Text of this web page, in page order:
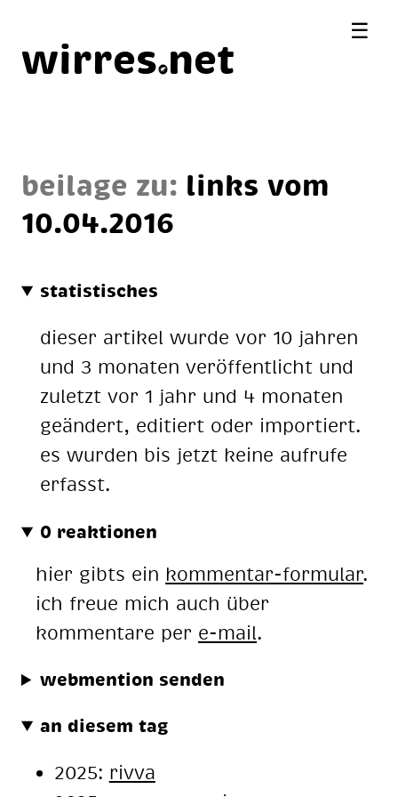
wirres net
beilage zu: links vom
10.04.2016
statistisches
dieser artikel wurde vor 10 jahren
und 3 monaten veröffentlicht und
zuletzt vor 1 jahr und 4 monaten
geändert, editiert oder importiert.
es wurden bis jetzt keine aufrufe
erfasst.
0 reaktionen
hier gibts ein kommentar-formular.
ich freue mich auch über
kommentare per e-mail.
webmention senden
an diesem tag
2025: rivva
☰